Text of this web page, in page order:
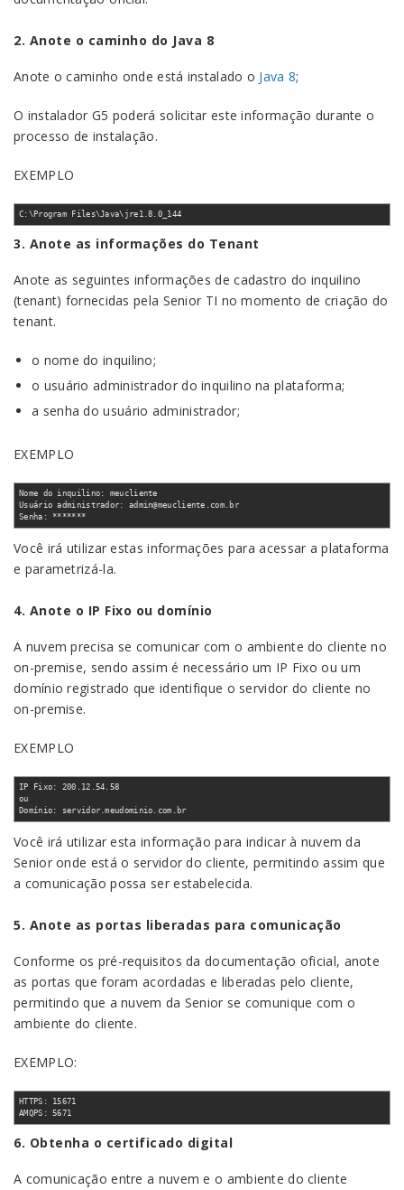
2. Anote o caminho do Java 8
Anote o caminho onde está instalado o Java 8;
O instalador G5 poderá solicitar este informação durante o
processo de instalação.
EXEMPLO
C:\Program Files\Java\jre1.8.0_144
3. Anote as informações do Tenant
Anote as seguintes informações de cadastro do inquilino
(tenant) fornecidas pela Senior TI no momento de criação do
tenant.
o nome do inquilino;
o usuário administrador do inquilino na plataforma;
a senha do usuário administrador;
EXEMPLO
Nome do inquilino: meucliente
Usuário administrador: admin@meucliente.com.br
Senha: *******
Você irá utilizar estas informações para acessar a plataforma
e parametrizá-la.
4. Anote o IP Fixo ou domínio
A nuvem precisa se comunicar com o ambiente do cliente no
on-premise, sendo assim é necessário um IP Fixo ou um
domínio registrado que identifique o servidor do cliente no
on-premise.
EXEMPLO
IP Fixo: 200.12.54.58
ou
Domínio: servidor.meudominio.com.br
Você irá utilizar esta informação para indicar à nuvem da
Senior onde está o servidor do cliente, permitindo assim que
a comunicação possa ser estabelecida.
5. Anote as portas liberadas para comunicação
Conforme os pré-requisitos da documentação oficial, anote
as portas que foram acordadas e liberadas pelo cliente,
permitindo que a nuvem da Senior se comunique com o
ambiente do cliente.
EXEMPLO:
HTTPS: 15671
AMQPS: 5671
6. Obtenha o certificado digital
A comunicação entre a nuvem e o ambiente do cliente